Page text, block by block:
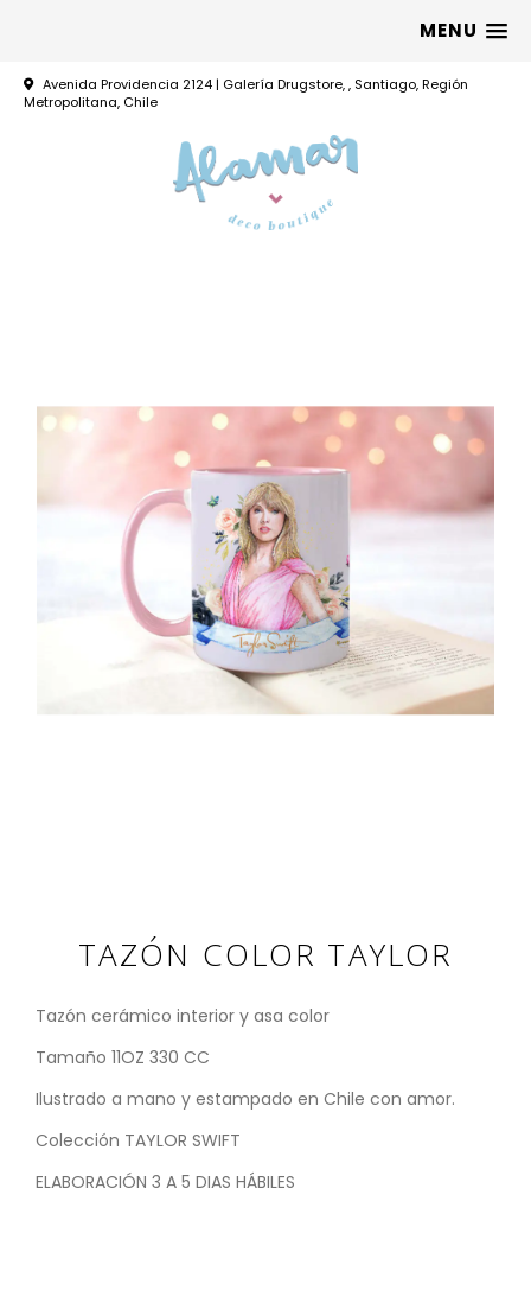
MENU
Avenida Providencia 2124 | Galería Drugstore, , Santiago, Región
Metropolitana, Chile
TAZÓN COLOR TAYLOR
Tazón cerámico interior y asa color
Tamaño 11OZ 330 CC
Ilustrado a mano y estampado en Chile con amor.
Colección TAYLOR SWIFT
ELABORACIÓN 3 A 5 DIAS HÁBILES